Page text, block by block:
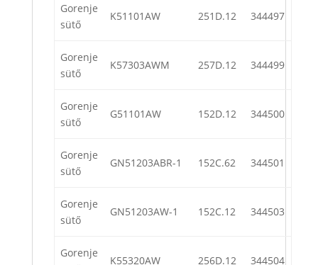
Gorenje
sütő
K51101AW 251D.12 344497
Gorenje
sütő
K57303AWM 257D.12 344499
Gorenje
sütő
G51101AW 152D.12 344500
Gorenje
sütő
GN51203ABR-1 152C.62 344501
Gorenje
sütő
GN51203AW-1 152C.12 344503
Gorenje
K55320AW 256D.12 344504